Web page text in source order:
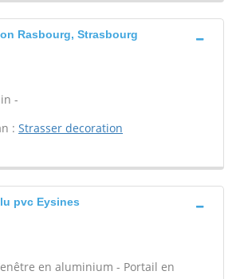
Rasbourg, Strasbourg
-
: Strasser decoration
pvc Eysines
en aluminium - Portail en